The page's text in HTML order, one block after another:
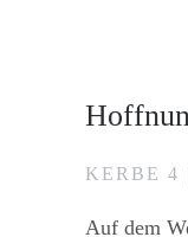
KERBE 4
Auf dem